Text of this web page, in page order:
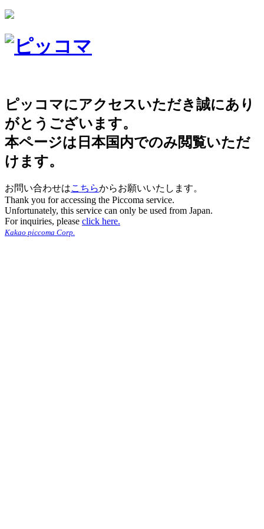
ピッコマにアクセスいただき誠にあり
がとうございます。
本ページは日本国内でのみ閲覧いただ
けます。
お問い合わせはこちらからお願いいたします。
Thank you for accessing the Piccoma service.
Unfortunately, this service can only be used from Japan.
For inquiries, please click here.
Kakao piccoma Corp.